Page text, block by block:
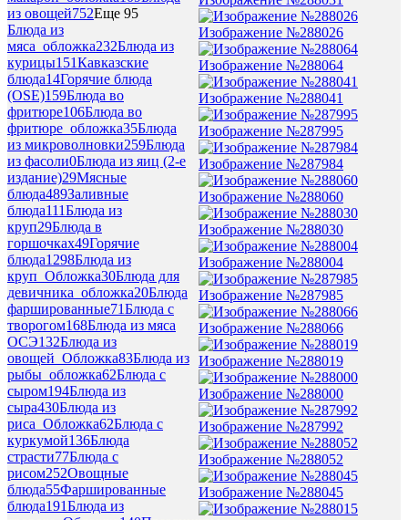
из овощей752Еще 95
Блюда из
мяса_обложка232Блюда из
курицы151Кавказские
блюда14Горячие блюда
(OSE)159Блюда во
фритюре106Блюда во
фритюре_обложка35Блюда
из микроволновки259Блюда
из фасоли0Блюда из яиц (2-е
издание)29Мясные
блюда489Заливные
блюда111Блюда из
круп29Блюда в
горшочках49Горячие
блюда1298Блюда из
круп_Обложка30Блюда для
девичника_обложка20Блюда
фаршированные71Блюда с
творогом168Блюда из мяса
ОСЭ132Блюда из
овощей_Обложка83Блюда из
рыбы_обложка62Блюда с
сыром194Блюда из
сыра430Блюда из
риса_Обложка62Блюда с
куркумой136Блюда
страсти77Блюда с
рисом252Овощные
блюда55Фаршированные
блюда191Блюда из
Изображение №288026
Изображение №288064
Изображение №288041
Изображение №287995
Изображение №287984
Изображение №288060
Изображение №288030
Изображение №288004
Изображение №287985
Изображение №288066
Изображение №288019
Изображение №288000
Изображение №287992
Изображение №288052
Изображение №288045